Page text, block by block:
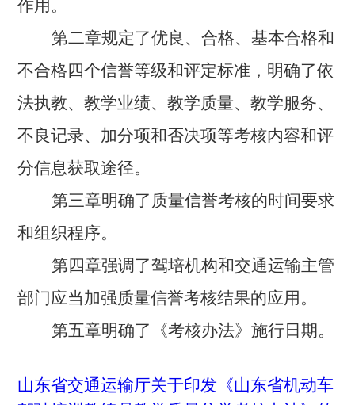
作用。
第二章规定了优良、合格、基本合格和
不合格四个信誉等级和评定标准，明确了依
法执教、教学业绩、教学质量、教学服务、
不良记录、加分项和否决项等考核内容和评
分信息获取途径。
第三章明确了质量信誉考核的时间要求
和组织程序。
第四章强调了驾培机构和交通运输主管
部门应当加强质量信誉考核结果的应用。
第五章明确了《考核办法》施行日期。
山东省交通运输厅关于印发《山东省机动车